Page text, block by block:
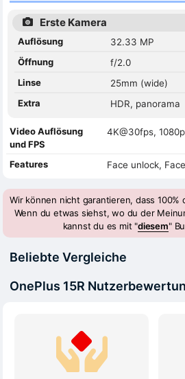
Erste Kamera
Auflösung
32.33 MP
Öffnung
f/2.0
Linse
25mm (wide)
Extra
HDR, panorama
Video Auflösung
und FPS
4K@30fps,
Features Face unlock,
Wir können nicht garantieren, dass 100%
Wenn du etwas siehst, wo du der
kannst du es mit "diesem"
Beliebte Vergleiche
OnePlus 15R